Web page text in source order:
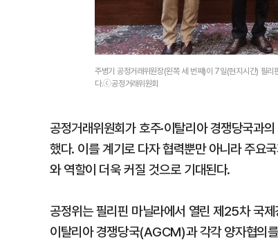
주병기 공정거래위원장(왼쪽 세 번째)이 7일(현지시간) 필
다.ⓒ공정거래위원회
공정거래위원회가 호주·이탈리아 경쟁당국과
했다. 이를 계기로 다자 협력뿐만 아니라 주요
와 역할이 더욱 커질 것으로 기대된다.
공정위는 필리핀 마닐라에서 열린 제25차 국
이탈리아 경쟁당국(AGCM)과 각각 양자협의